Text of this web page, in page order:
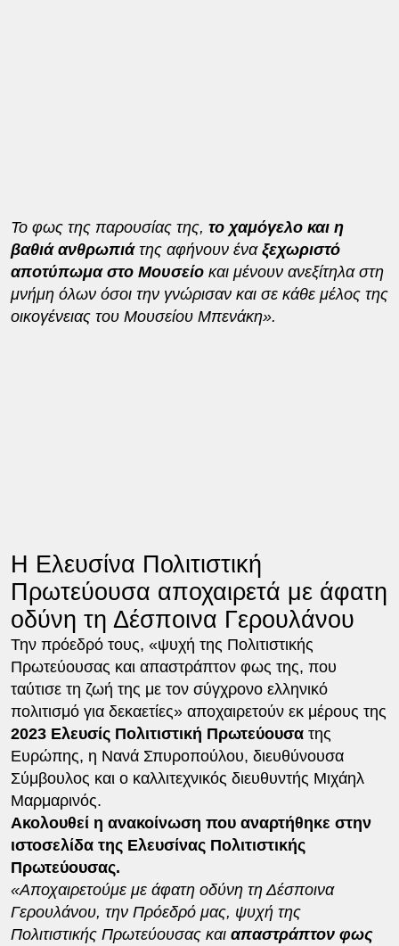
Το φως της παρουσίας της, το χαμόγελο και η
βαθιά ανθρωπιά της αφήνουν ένα ξεχωριστό
αποτύπωμα στο Μουσείο και μένουν ανεξίτηλα στη
μνήμη όλων όσοι την γνώρισαν και σε κάθε μέλος της
οικογένειας του Μουσείου Μπενάκη».
H Ελευσίνα Πολιτιστική
Πρωτεύουσα αποχαιρετά με άφατη
οδύνη τη Δέσποινα Γερουλάνου
Την πρόεδρό τους, «ψυχή της Πολιτιστικής
Πρωτεύουσας και απαστράπτον φως της, που
ταύτισε τη ζωή της με τον σύγχρονο ελληνικό
πολιτισμό για δεκαετίες» αποχαιρετούν εκ μέρους της
2023 Ελευσίς Πολιτιστική Πρωτεύουσα της
Ευρώπης, η Νανά Σπυροπούλου, διευθύνουσα
Σύμβουλος και ο καλλιτεχνικός διευθυντής Μιχάηλ
Μαρμαρινός.
Ακολουθεί η ανακοίνωση που αναρτήθηκε στην
ιστοσελίδα της Ελευσίνας Πολιτιστικής
Πρωτεύουσας.
«Αποχαιρετούμε με άφατη οδύνη τη Δέσποινα
Γερουλάνου, την Πρόεδρό μας, ψυχή της
Πολιτιστικής Πρωτεύουσας και απαστράπτον φως